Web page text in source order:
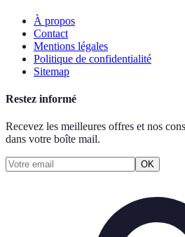
À propos
Contact
Mentions légales
Politique de confidentialité
Sitemap
Restez informé
Recevez les meilleures offres et nos
dans votre boîte mail.
OK